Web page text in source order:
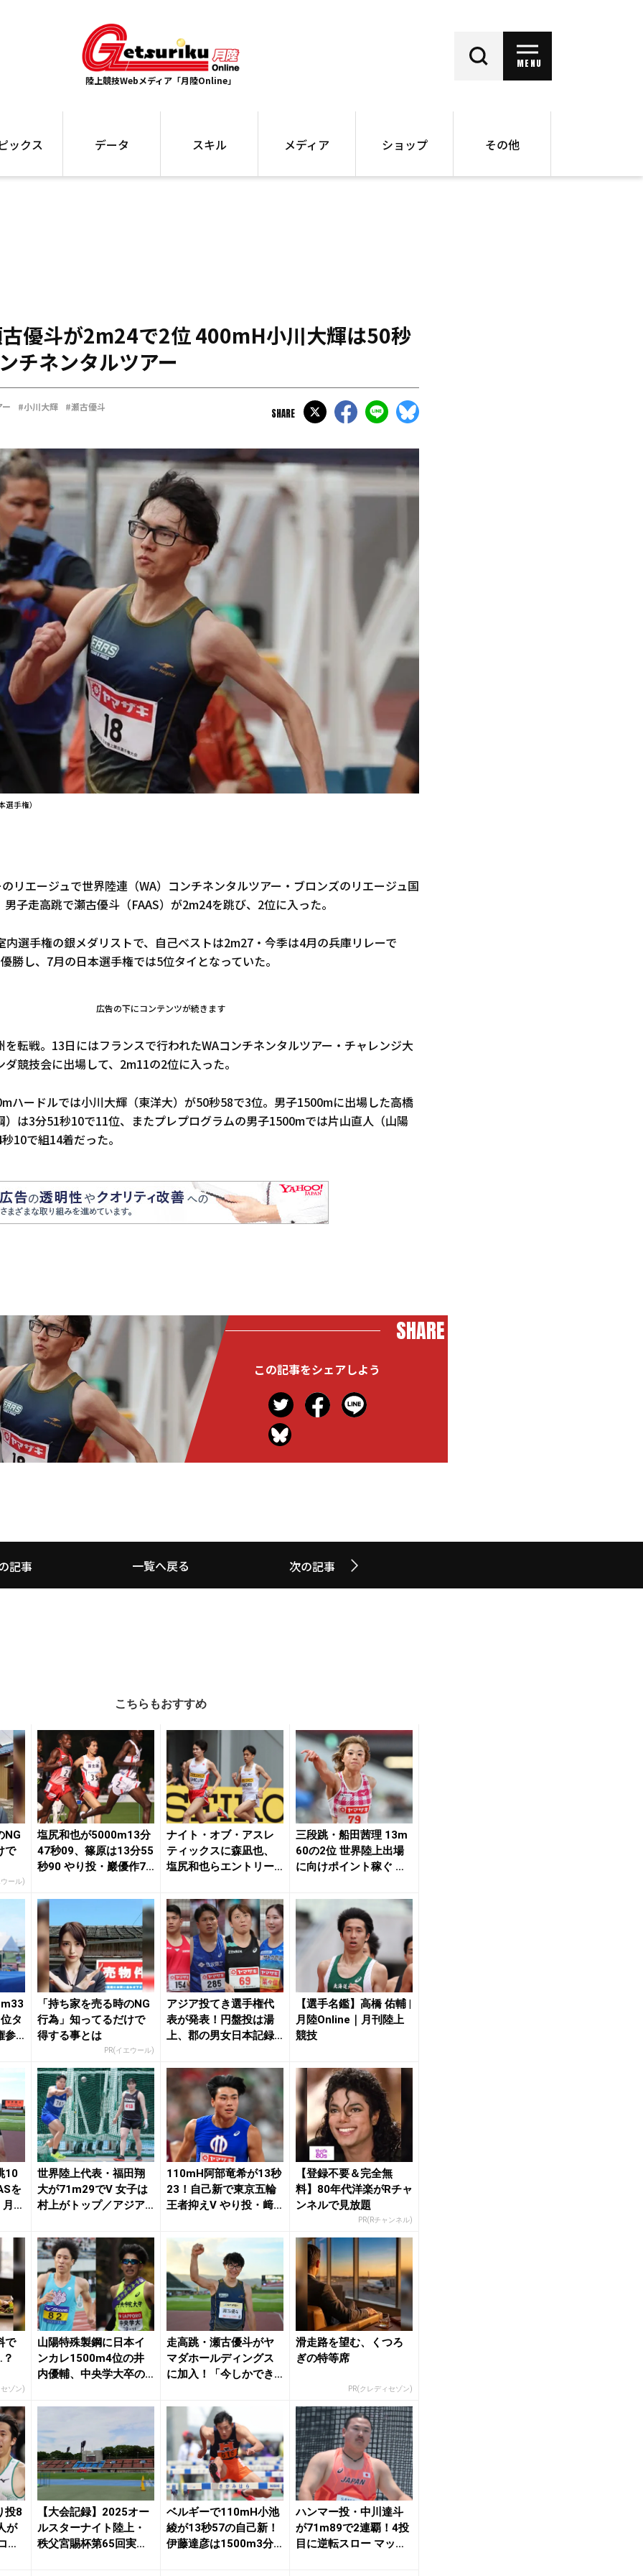
陸上競技Webメディア「月陸Online」
MENU
ックス データ
日本学連加盟大学
スキル メディア ショップ その他
優斗が2m24で2位 400mH小川大輝は50秒
チネンタルツアー
ー #小川大輝 #瀬古優斗 SHARE
選手権）
リエージュで世界陸連（WA）コンチネンタルツアー・ブロンズのリエージュ国
子走高跳で瀬古優斗（FAAS）が2m24を跳び、2位に入った。
内選手権の銀メダリストで、自己ベストは2m27・今季は4月の兵庫リレーで
勝し、7月の日本選手権では5位タイとなっていた。
広告の下にコンテンツが続きます
を転戦。13日にはフランスで行われたWAコンチネンタルツアー・チャレンジ大
競技会に出場して、2m11の2位に入った。
ハードルでは小川大輝（東洋大）が50秒58で3位。男子1500mに出場した高橋
）は3分51秒10で11位、またプレプログラムの男子1500mでは片山直人（山陽
10で組14着だった。
SHARE
この記事をシェアしよう
記事 一覧へ戻る 次の記事
こちらもおすすめ
NG
で
ール)
塩尻和也が5000m13分
47秒09、篠原は13分55
秒90 やり投・巖優作7
ナイト・オブ・アスレ
ティックスに森凪也、
塩尻和也らエントリー |
三段跳・船田茜理 13m
60の2位 世界陸上出場
に向けポイント稼ぐ や
タ
参
「持ち家を売る時のNG
行為」知ってるだけで
得する事とは
PR(イエウール)
アジア投てき選手権代
表が発表！円盤投は湯
上、郡の男女日本記録
【選手名鑑】高橋 佑輔 |
月陸Online｜月刊陸上
競技
10
を
刊
世界陸上代表・福田翔
大が71m29でV 女子は
村上がトップ／アジア
110mH阿部竜希が13秒
23！自己新で東京五輪
王者抑えV やり投・﨑
【登録不要＆完全無
料】80年代洋楽がRチャ
ンネルで見放題
PR(Rチャンネル)
で
ゾン)
山陽特殊製鋼に日本イ
ンカレ1500m4位の井
内優輔、中央学大卒の
走高跳・瀬古優斗がヤ
マダホールディングス
に加入！「今しかでき
滑走路を望む、くつろ
ぎの特等席
PR(クレディセゾン)
投8
が
ー
【大会記録】2025オー
ルスターナイト陸上・
秩父宮賜杯第65回実業
ベルギーで110mH小池
綾が13秒57の自己新！
伊藤達彦は1500m3分4
ハンマー投・中川達斗
が71m89で2連覇！4投
目に逆転スロー マッカ